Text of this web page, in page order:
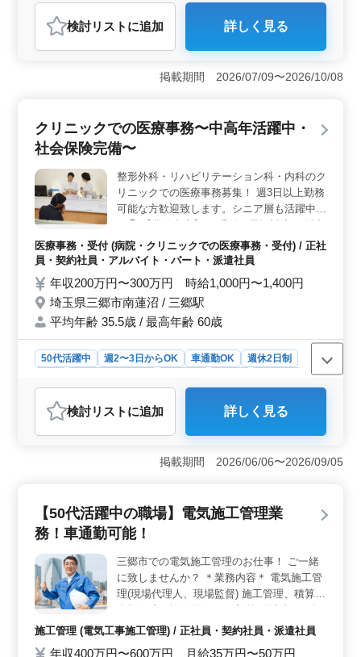
医療事務・受付
おすすめポイント
＜シニア層活躍中＞ シニア世代が活躍中で、年齢を気
にせず働ける職場です。ブランクがあっても安心して応
募でき、経験を活かして長期的に働ける環境が整ってい
にとって大きなメリットです。 ＜アットホームな環
境＞ 少人数で構成されたアットホームな職場で、スタ
です。
検討リスト に追加 詳しく見る
掲載期間 2026/07/09〜2026/10/08
クリニックでの医療事務〜中高年活躍中・
社会保険完備〜
整形外科・リハビリテーション科・内科のク
リニックでの医療事務募集！ 週3日以上勤務
可能な方歓迎致します。シニア層も活躍中で
す◯ 【業務内容】 ・受付、電話対応、会計
・カルテ作成 ・電子カルテ入力 ・レセプト
作成 ・診療補助 ＊正社員及びアルバイト・
ーク・介護事務・病院受付等今までの経験を
活かして働ける方！ 皆様のご応募お待ちし
ております☆
医療事務・受付 (病院・クリニックでの医療事務・受付) / 正社
員・契約社員・アルバイト・パート・派遣社員
年収200万円〜300万円 時給1,000円〜1,400円
埼玉県三郷市南蓮沼 / 三郷駅
平均年齢 35.5歳 / 最高年齢 60歳
50代活躍中 週2〜3日からOK 車通勤OK
週休2日制
おすすめポイント
＜経験を活かせる＞ このクリニックでは、今までの医
療事務やレセプト実務の経験を最大限に活かして働けま
す。中高年が活躍しており、ベテランスタッフと共に、
す。残業が少なく、週3日からの勤務が可能なので、ライ
フワークバランスを重視した働き方ができます。車通勤
保険完備の安心感＞ 雇用、労災、健康、厚生年金の各
種社会保険が完備されています。福利厚生面も充実して
おります。長期的に安心して働ける環境が整っていま
す。
検討リスト に追加 詳しく見る
掲載期間 2026/06/06〜2026/09/05
【50代活躍中の職場】電気施工管理業
務！車通勤可能！
三郷市での電気施工管理のお仕事！ ご一緒
に致しませんか？ ＊業務内容＊ 電気施工管
理(現場代理人、現場監督) 施工管理、積算、
ち合わせ、近隣住民対応、社内会議 等 ＊ポ
施工管理 (電気工事施工管理) / 正社員・契約社員・派遣社員
年収400万円〜600万円 月給35万円〜50万円